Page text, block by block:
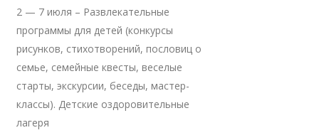
2 — 7 июля – Развлекательные
программы для детей (конкурсы
рисунков, стихотворений, пословиц о
семье, семейные квесты, веселые
старты, экскурсии, беседы, мастер-
классы). Детские оздоровительные
лагеря